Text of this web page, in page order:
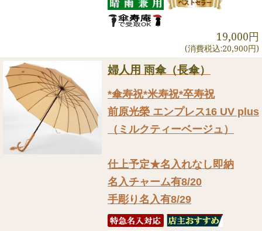
19,000円
(消費税込:20,900円)
婦人用 雨傘（長傘）
*傘寿祝*米寿祝*卒寿祝
前原光榮 エンプレス16 UV plus
（ミルクティーベージュ）
仕上予定★名入れなし即納
名入チャーム有8/20
手彫り名入有8/29